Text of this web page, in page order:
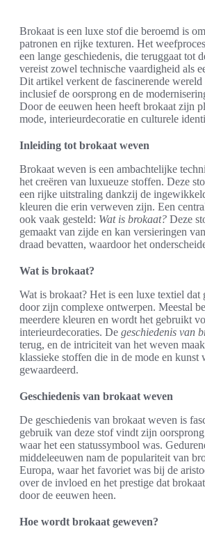
Brokaat is een luxe stof die beroemd is
patronen en rijke texturen. Het
een lange geschiedenis, die teruggaat tot
vereist zowel technische vaardigheid als
Dit artikel verkent de fascinerende
inclusief de oorsprong en de
Door de eeuwen heen heeft brokaat zijn
mode, interieurdecoratie en culturele
Inleiding tot brokaat weven
Brokaat weven is een ambachtelijke
het creëren van luxueuze stoffen. Deze
een rijke uitstraling dankzij de
kleuren die erin verweven zijn. Een
ook vaak gesteld: Wat is brokaat? Deze
gemaakt van zijde en kan versieringen
draad bevatten, waardoor het
Wat is brokaat?
Wat is brokaat? Het is een luxe textiel
door zijn complexe ontwerpen. Meestal
meerdere kleuren en wordt het gebruikt
interieurdecoraties. De geschiedenis van
terug, en de intriciteit van het weven
klassieke stoffen die in de mode en kunst
gewaardeerd.
Geschiedenis van brokaat weven
De geschiedenis van brokaat weven is
gebruik van deze stof vindt zijn
waar het een statussymbool was.
middeleeuwen nam de populariteit van
Europa, waar het favoriet was bij de
over de invloed en het prestige dat
door de eeuwen heen.
Hoe wordt brokaat geweven?